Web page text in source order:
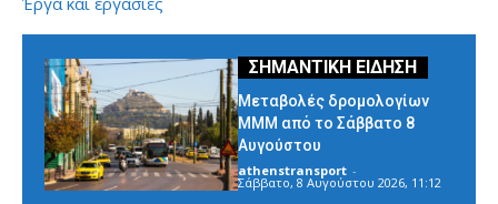
Μεταβολές δρομολογίων
ΜΜΜ από το Σάββατο 8
Αυγούστου
athenstransport -
Σάββατο, 8 Αυγούστου 2026, 11:12